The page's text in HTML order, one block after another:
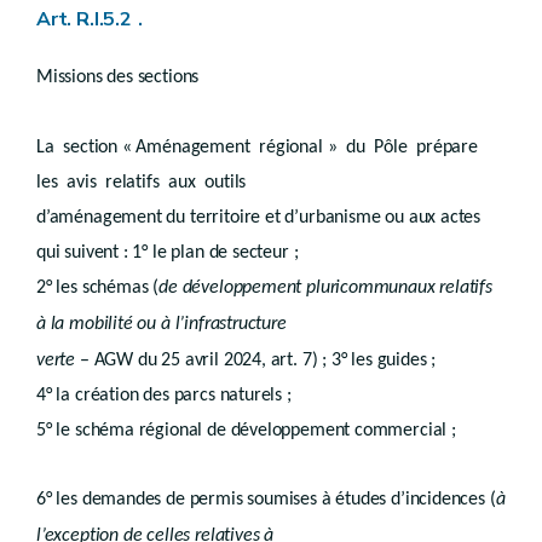
Art. R.IV.54/2-1
Art. R.IV.54/2-4
Art. R.IV.54/3-1
Sous-section 3 Motifs liés à la viabilisation du terrain
Sous-section 4 Motifs liés à la protection des personnes, des biens ou de l'environnement
Sous-section 5 Motifs liés à la planologie en cours
Section 3 Dispositions diverses
Sous-section 1
Art. R.IV.59-1
Sous-section 2 Garanties financières
Section 4
Décision sur la demande de certificat d'urbanisme n°2
Chapitre 8 Tutelle du fonctionnaire délégué sur les permis et les certificats
Chapitre 9 Recours
Art. R.IV.66-1
Art. R.I.5.2 .
Missions des sections
La section « Aménagement régional » du Pôle prépare
les avis relatifs aux outils
d’aménagement du territoire et d’urbanisme ou aux actes
qui suivent : 1° le plan de secteur ;
2° les schémas (de développement pluricommunaux relatifs
à la mobilité ou à l’infrastructure
verte – AGW du 25 avril 2024, art. 7) ; 3° les guides ;
4° la création des parcs naturels ;
5° le schéma régional de développement commercial ;
6° les demandes de permis soumises à études d’incidences (à
l’exception de celles relatives à